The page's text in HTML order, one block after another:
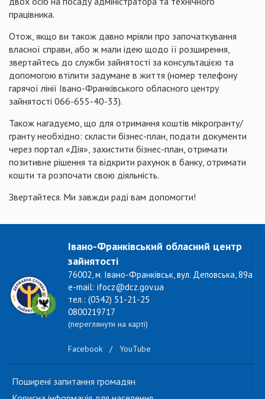
працівника.
Отож, якщо ви також давно мріяли про започаткування
власної справи, або ж мали ідею щодо її розширення,
звертайтесь до служби зайнятості за консультацією та
допомогою втілити задумане в життя (номер телефону
гарячої лінії Івано-Франківського обласного центру
зайнятості 066-655-40-33).
Також нагадуємо, що для отримання коштів мікрогранту/
гранту необхідно: скласти бізнес-план, подати документи
через портал «Дія», захистити бізнес-план, отримати
позитивне рішення та відкрити рахунок в банку, отримати
кошти та розпочати свою діяльність.
Звертайтеся. Ми завжди раді вам допомогти!
Івано-Франківський обласний центр
зайнятості
76002, м. Івано-Франківськ, вул. Деповська, 89а
e-mail: ifocz@dcz.gov.ua
тел.: (0342) 51-21-25
0800219717
(переглянути на карті)
Facebook / YouTube
Поширені запитання громадян